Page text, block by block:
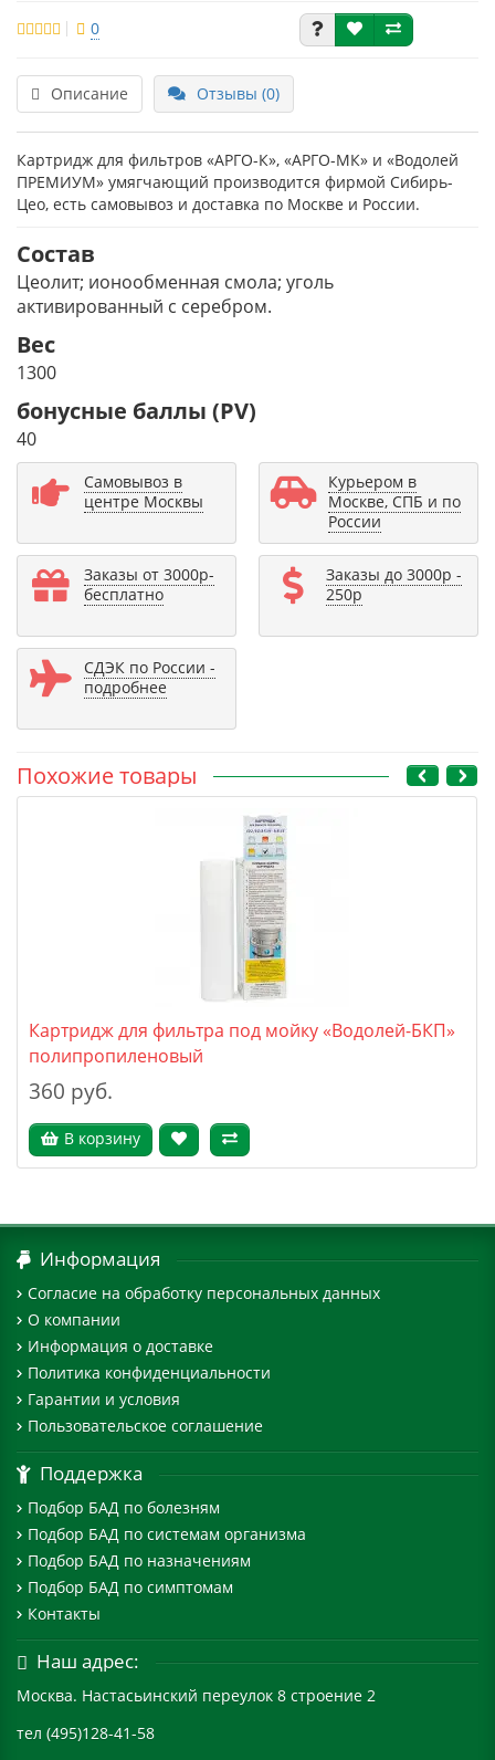
0
Описание Отзывы (0)
Картридж для фильтров «АРГО-К», «АРГО-МК» и «Водолей
ПРЕМИУМ» умягчающий производится фирмой Сибирь-
Цео, есть самовывоз и доставка по Москве и России.
Состав
Цеолит; ионообменная смола; уголь
активированный с серебром.
Вес
1300
бонусные баллы (PV)
40
Самовывоз в
центре Москвы
Курьером в
Москве, СПБ и по
России
Заказы от 3000р-
бесплатно
Заказы до 3000р -
250р
СДЭК по России -
подробнее
Похожие товары
Картридж для фильтра под мойку «Водолей-БКП»
полипропиленовый
360 руб.
В корзину
Информация
Согласие на обработку персональных данных
О компании
Информация о доставке
Политика конфиденциальности
Гарантии и условия
Пользовательское соглашение
Поддержка
Подбор БАД по болезням
Подбор БАД по системам организма
Подбор БАД по назначениям
Подбор БАД по симптомам
Контакты
Наш адрес:
Москва. Настасьинский переулок 8 строение 2
тел (495)128-41-58